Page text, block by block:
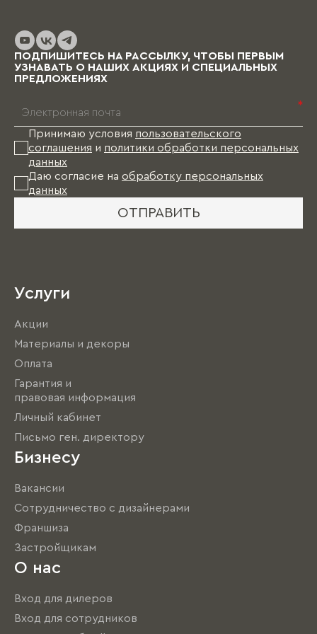
выбранных материалов и коллекции), и какое-
то время Вам в этом случае придется пожить
без мебели.
ПОДПИШИТЕСЬ НА РАССЫЛКУ, ЧТОБЫ ПЕРВЫМ
УЗНАВАТЬ О НАШИХ АКЦИЯХ И СПЕЦИАЛЬНЫХ
ПРЕДЛОЖЕНИЯХ
*
Принимаю условия пользовательского
соглашения и политики обработки персональных
данных
Даю согласие на обработку персональных
данных
ОТПРАВИТЬ
Услуги
Акции
Материалы и декоры
Оплата
Гарантия и
правовая информация
Личный кабинет
Письмо ген. директору
Бизнесу
Вакансии
Сотрудничество с дизайнерами
Франшиза
Застройщикам
О нас
Вход для дилеров
Вход для сотрудников